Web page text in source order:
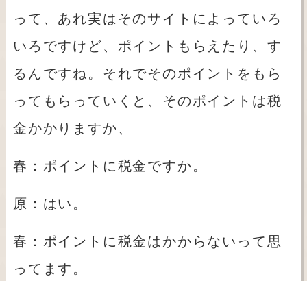
って、あれ実はそのサイトによっていろ
いろですけど、ポイントもらえたり、す
るんですね。それでそのポイントをもら
ってもらっていくと、そのポイントは税
金かかりますか、
春：ポイントに税金ですか。
原：はい。
春：ポイントに税金はかからないって思
ってます。